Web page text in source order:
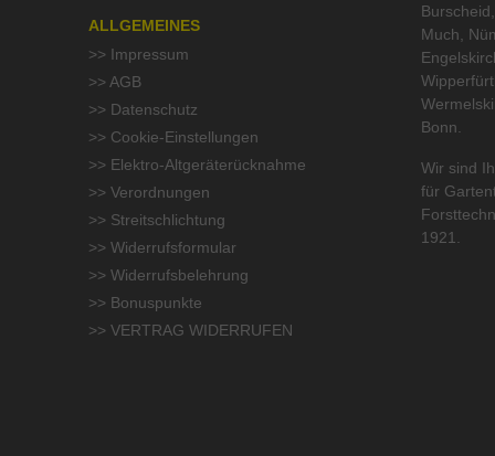
ALLGEMEINES
>> Impressum
>> AGB
>> Datenschutz
>> Cookie-Einstellungen
>> Elektro-Altgeräterücknahme
>> Verordnungen
>> Streitschlichtung
>> Widerrufsformular
>> Widerrufsbelehrung
>> Bonuspunkte
>> VERTRAG WIDERRUFEN
Much,
Bonn.
Wir sind
für
1921.